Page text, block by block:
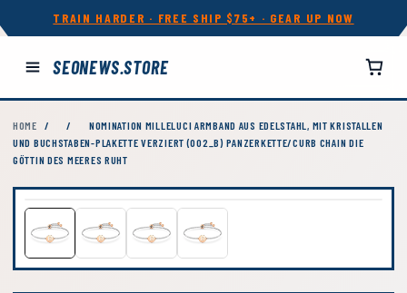
TRAIN HARDER · FREE SHIP $75+ · GEAR UP NOW
SEONEWS.STORE
HOME / /
NOMINATION MILLELUCI ARMBAND AUS EDELSTAHL, MIT KRISTALLEN
UND BUCHSTABEN-PLAKETTE VERZIERT (002_B) PANZERKETTE/CURB CHAIN DIE
GÖTTIN DES MEERES RUHT